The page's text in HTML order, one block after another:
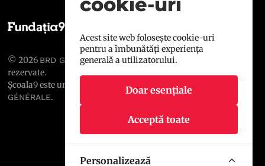
© 2026 BRD GROUPE SOCIÉTÉ GÉNÉRALE
rezervate.
Școala9 este un proiect susținut de
BRD GROUPE SOCIÉTÉ
GÉNÉRALE.
Acest site web folosește cookie-uri
pentru a îmbunătăți experiența
generală a utilizatorului.
Doar esențiale
Acceptă toate
Personalizează